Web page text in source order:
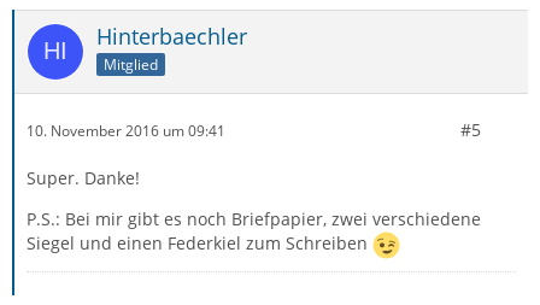
Hinterbaechler
Mitglied
10. November 2016 um 09:41 #5
Super. Danke!
P.S.: Bei mir gibt es noch Briefpapier, zwei verschiedene
Siegel und einen Federkiel zum Schreiben